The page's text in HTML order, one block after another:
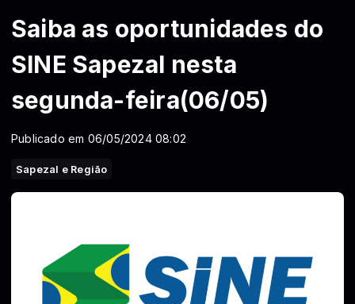
Saiba as oportunidades do
SINE Sapezal nesta
segunda-feira(06/05)
Publicado em 06/05/2024 08:02
Sapezal e Região